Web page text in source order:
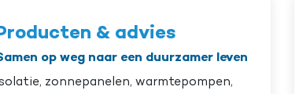
& advies
op weg naar een duurzamer leven
zonnepanelen, warmtepompen,